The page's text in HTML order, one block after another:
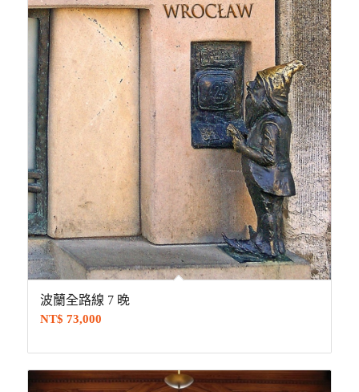
波蘭全路線 7 晚
NT$ 73,000